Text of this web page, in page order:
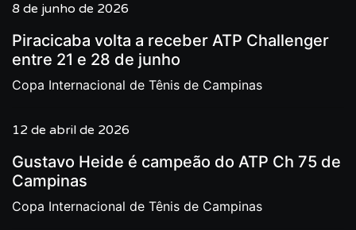
8 de junho de 2026
Piracicaba volta a receber ATP Challenger
entre 21 e 28 de junho
Copa Internacional de Tênis de Campinas
12 de abril de 2026
Gustavo Heide é campeão do ATP Ch 75 de
Campinas
Copa Internacional de Tênis de Campinas